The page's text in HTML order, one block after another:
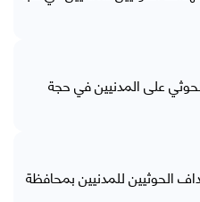
على المدنيين في حجة
الحوثيين للمدنيين بمحافظة